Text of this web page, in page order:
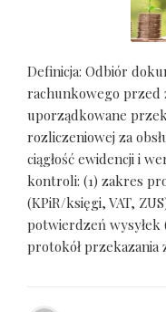
Definicja: Odbiór
rachunkowego przed
uporządkowane
rozliczeniowej za
ciągłość ewidencji i
kontroli: (1) zakres
(KPiR/księgi, VAT,
potwierdzeń wysyłek
protokół przekazania